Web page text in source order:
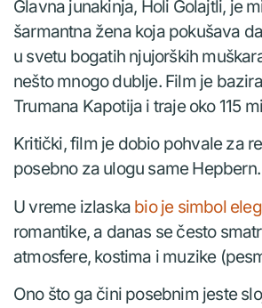
Glavna junakinja, Holi Golajtli, je
šarmantna žena koja pokušava
u svetu bogatih njujorških
nešto mnogo dublje. Film je
Trumana Kapotija i traje oko 115
Kritički, film je dobio pohvale za
posebno za ulogu same Hepbern.
U vreme izlaska bio je simbol
romantike, a danas se često
atmosfere, kostima i muzike
Ono što ga čini posebnim jeste